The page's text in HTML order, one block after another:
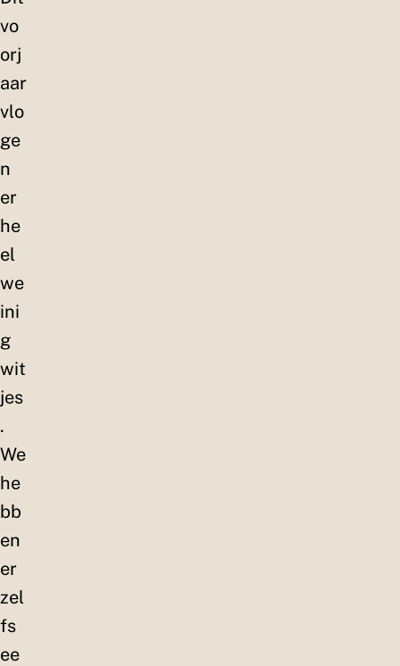
vo
orj
aar
vlo
ge
n
er
he
el
we
ini
g
wit
jes
.
We
he
bb
en
er
zel
fs
ee